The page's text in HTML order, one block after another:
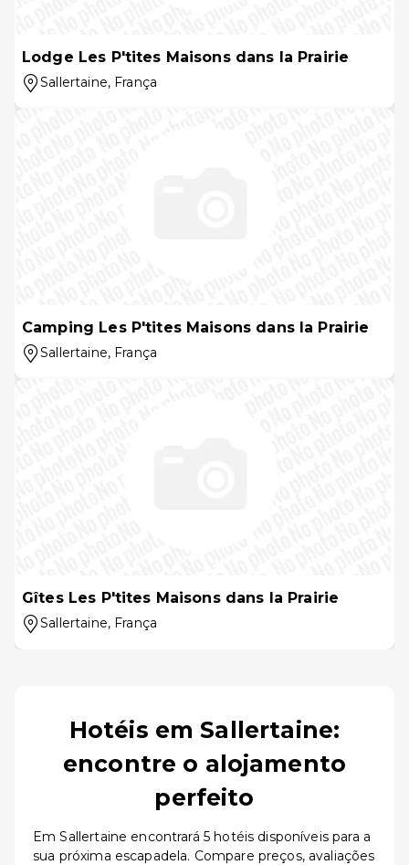
Lodge Les P'tites Maisons dans la Prairie
Sallertaine, França
Camping Les P'tites Maisons dans la Prairie
Sallertaine, França
Gîtes Les P'tites Maisons dans la Prairie
Sallertaine, França
Hotéis em Sallertaine:
encontre o alojamento
perfeito
Em Sallertaine encontrará 5 hotéis disponíveis para a
sua próxima escapadela. Compare preços, avaliações